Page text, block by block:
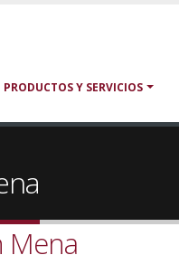
PRODUCTOS Y SERVICIOS
Mena